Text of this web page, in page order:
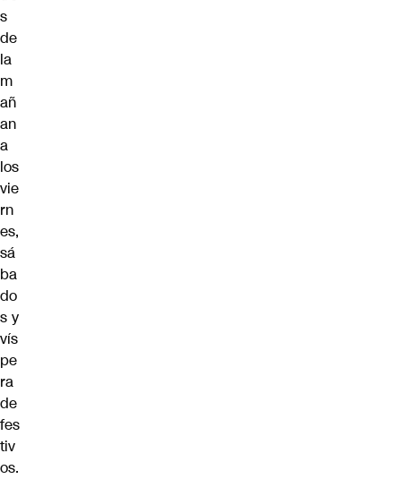
s
de
la
m
añ
an
a
los
vie
rn
es,
sá
ba
do
s y
vís
pe
ra
de
fes
tiv
os.